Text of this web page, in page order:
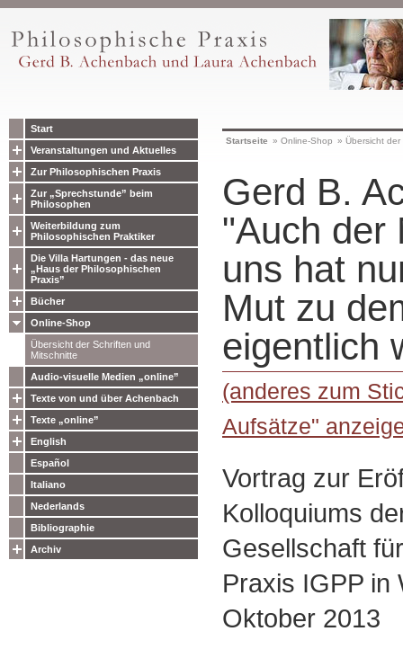
Start
Veranstaltungen und Aktuelles
Zur Philosophischen Praxis
Zur „Sprechstunde” beim
Philosophen
Weiterbildung zum
Philosophischen Praktiker
Die Villa Hartungen - das neue
„Haus der Philosophischen
Praxis”
Bücher
Online-Shop
Übersicht der Schriften und
Mitschnitte
Audio-visuelle Medien „online”
Texte von und über Achenbach
Texte „online”
English
Español
Italiano
Nederlands
Bibliographie
Archiv
Startseite » Online-Shop » Übersicht
Gerd B.
"Auch der
uns hat
Mut zu
eigentlich
(anderes zum
Aufsätze"
Vortrag zur
Kolloquiums
Gesellschaft
Praxis IGPP in
Oktober 2013